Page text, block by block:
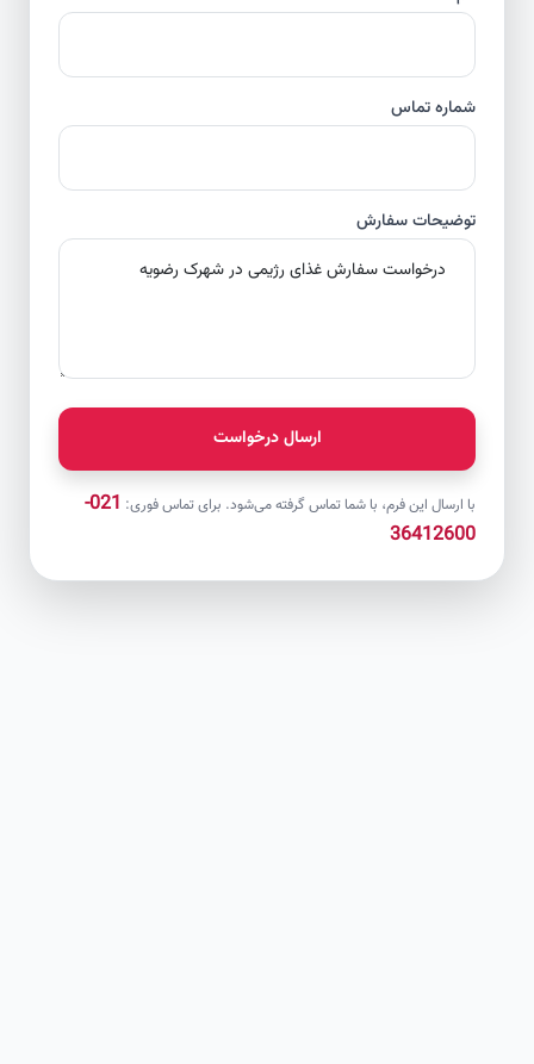
شماره تماس
توضیحات سفارش
ارسال درخواست
با ارسال این فرم، با شما تماس گرفته می‌شود. برای تماس فوری:
021-
36412600